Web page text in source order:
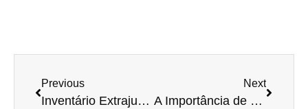
Previous
Inventário Extrajudicial em Casos de Herança de Participações em Empresas
Next
A Importância de um Inventário Bem-Feito: O Que Você Está Disposto a Pagar?